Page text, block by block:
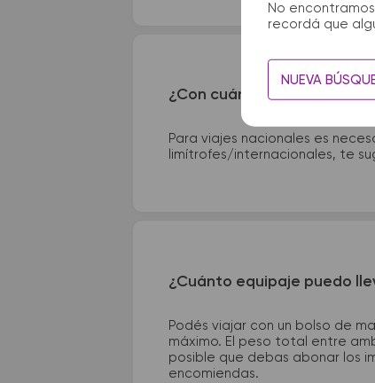
No
recordá que
NUEVA
¿Con cuánta anticipación
Para viajes nacionales es
limítrofes/internacionales, te
¿Cuánto equipaje puedo
Podés viajar con un bolso de
máximo. El peso total entre
posible que debas abonar los
encomiendas.